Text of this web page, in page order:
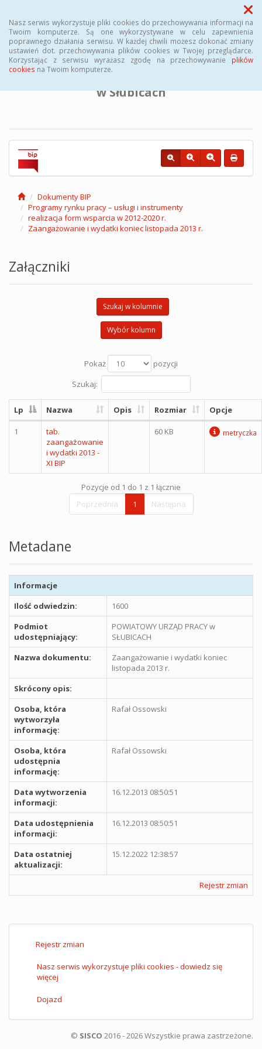
Nasz serwis wykorzystuje pliki cookies do przechowywania informacji na
Twoim komputerze. Są one wykorzystywane w celu zapewnienia
poprawnego działania serwisu. W każdej chwili możesz dokonać zmiany
ustawień dot. przechowywania plików cookies w Twojej przeglądarce.
Korzystając z serwisu wyrażasz zgodę na przechowywanie plików
cookies na Twoim komputerze.
Menu
BIULETYN INFORMACJI PUBLICZNEJ
Powiatowego Urzędu Pracy
w Słubicach
Dokumenty BIP
Programy rynku pracy – usługi i instrumenty
realizacja form wsparcia w 2012-2020 r.
Zaangażowanie i wydatki koniec listopada 2013 r.
Załączniki
Szukaj w kolumnie
Wybór kolumn
Pokaż
pozycji
Szukaj:
Lp Nazwa Opis Rozmiar Opcje
1
tab.
zaangażowanie
i wydatki 2013 -
XI BIP
60 KB metryczka
Pozycje od 1 do 1 z 1 łącznie
Poprzednia
1 Następna
Metadane
Informacje
Ilość odwiedzin:
1600
Podmiot
udostępniający:
POWIATOWY URZĄD PRACY w
SŁUBICACH
Nazwa dokumentu:
Zaangażowanie i wydatki koniec
listopada 2013 r.
Skrócony opis:
Osoba, która
wytworzyła
informację:
Rafał Ossowski
Osoba, która
udostępnia
informację:
Rafał Ossowski
Data wytworzenia
informacji:
16.12.2013 08:50:51
Data udostępnienia
informacji:
16.12.2013 08:50:51
Data ostatniej
aktualizacji:
15.12.2022 12:38:57
Rejestr zmian
Rejestr zmian
Nasz serwis wykorzystuje pliki cookies - dowiedz się
więcej
Dojazd
© SISCO 2016 - 2026 Wszystkie prawa zastrzeżone.